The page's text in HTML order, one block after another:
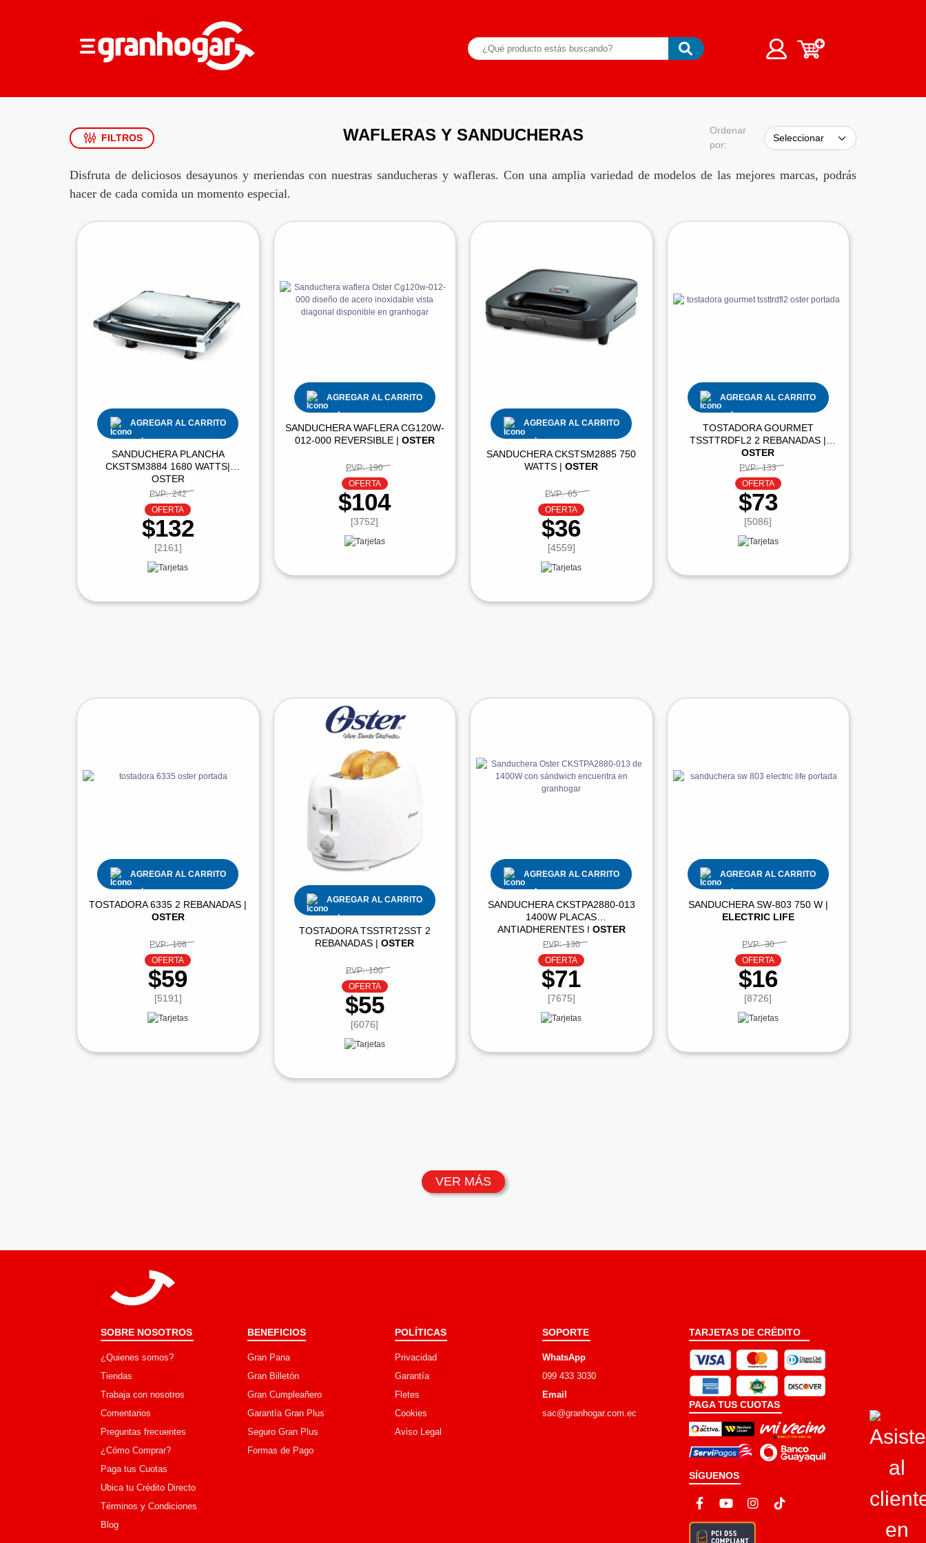
FILTROS WAFLERAS Y SANDUCHERAS
Ordenar
por:
Disfruta de deliciosos desayunos y meriendas con nuestras sanducheras y wafleras. Con una amplia variedad de modelos de las mejores marcas, podrás
hacer de cada comida un momento especial.
AGREGAR AL CARRITO
SANDUCHERA PLANCHA
CKSTSM3884 1680 WATTS|
OSTER
PVP: 242
OFERTA
$132
[2161]
AGREGAR AL CARRITO
SANDUCHERA WAFLERA CG120W-
012-000 REVERSIBLE | OSTER
PVP: 190
OFERTA
$104
[3752]
AGREGAR AL CARRITO
SANDUCHERA CKSTSM2885 750
WATTS |OSTER
PVP: 65
OFERTA
$36
[4559]
AGREGAR AL CARRITO
TOSTADORA GOURMET
TSSTTRDFL2 2 REBANADAS |
OSTER
PVP: 133
OFERTA
$73
[5086]
AGREGAR AL CARRITO
TOSTADORA 6335 2 REBANADAS |
OSTER
PVP: 108
OFERTA
$59
[5191]
AGREGAR AL CARRITO
TOSTADORA TSSTRT2SST 2
REBANADAS |OSTER
PVP: 100
OFERTA
$55
[6076]
AGREGAR AL CARRITO
SANDUCHERA CKSTPA2880-013
1400W PLACAS
ANTIADHERENTES | OSTER
PVP: 130
OFERTA
$71
[7675]
AGREGAR AL CARRITO
SANDUCHERA SW-803 750 W |
ELECTRIC LIFE
PVP: 30
OFERTA
$16
[8726]
VER MÁS
SOBRE NOSOTROS
¿Quienes somos?
Tiendas
Trabaja con nosotros
Comentarios
Preguntas frecuentes
¿Cómo Comprar?
Paga tus Cuotas
Ubica tu Crédito Directo
Términos y Condiciones
Blog
BENEFICIOS
Gran Pana
Gran Billetón
Gran Cumpleañero
Garantía Gran Plus
Seguro Gran Plus
Formas de Pago
POLÍTICAS
Privacidad
Garantía
Fletes
Cookies
Aviso Legal
SOPORTE
WhatsApp
099 433 3030
Email
sac@granhogar.com.ec
TARJETAS DE CRÉDITO
PAGA TUS CUOTAS
SÍGUENOS